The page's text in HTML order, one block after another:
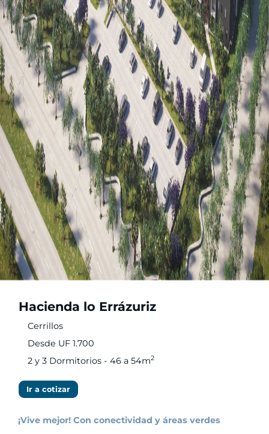
Hacienda lo Errázuriz
Cerrillos
Desde UF 1.700
2 y 3 Dormitorios - 46 a 54m2
Ir a cotizar
¡Vive mejor! Con conectividad y áreas verdes